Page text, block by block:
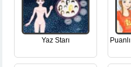
Yaz Starı